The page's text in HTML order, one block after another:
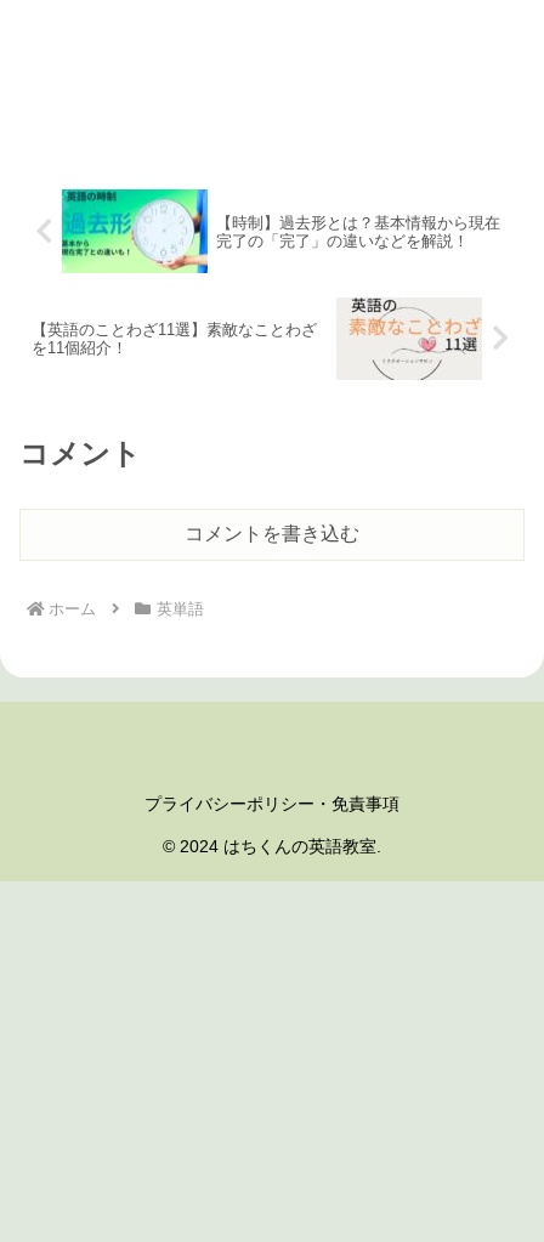
【時制】過去形とは？基本情報から現在
完了の「完了」の違いなどを解説！
【英語のことわざ11選】素敵なことわざ
を11個紹介！
コメント
コメントを書き込む
ホーム 英単語
プライバシーポリシー・免責事項
© 2024 はちくんの英語教室.